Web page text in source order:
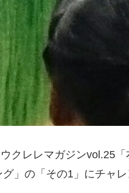
クレレマガジン
」の「その1」にチャレ